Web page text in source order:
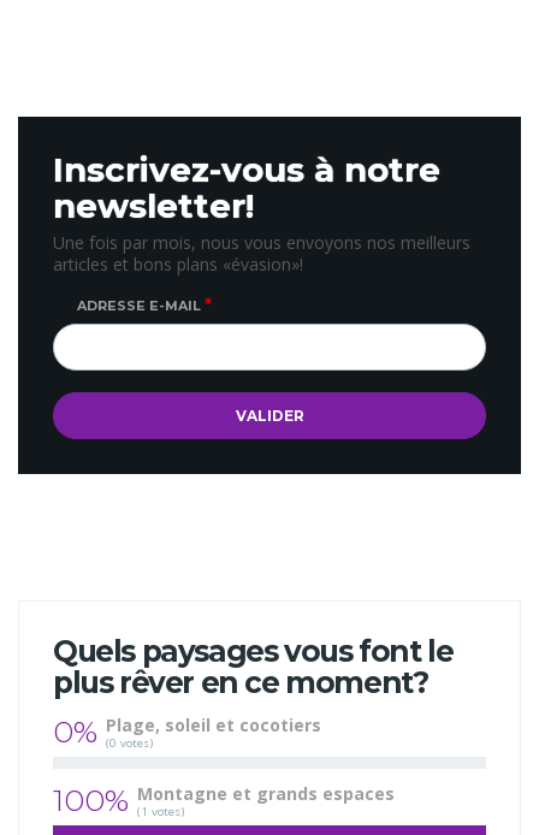
Inscrivez-vous à notre
newsletter!
Une fois par mois, nous vous envoyons nos meilleurs
articles et bons plans «évasion»!
ADRESSE E-MAIL
Quels paysages vous font le
plus rêver en ce moment?
0% Plage, soleil et cocotiers
(0 votes)
100% Montagne et grands espaces
(1 votes)